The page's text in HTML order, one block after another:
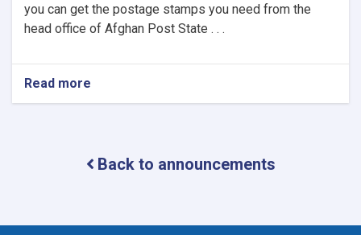
you can get the postage stamps you need from the
head office of Afghan Post State . . .
Read more
Back to announcements